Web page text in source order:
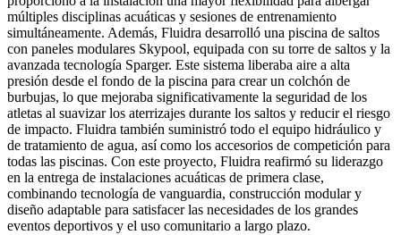
múltiples disciplinas acuáticas y sesiones de entrenamiento
simultáneamente. Además, Fluidra desarrolló una piscina de saltos
con paneles modulares Skypool, equipada con su torre de saltos y la
avanzada tecnología Sparger. Este sistema liberaba aire a alta
presión desde el fondo de la piscina para crear un colchón de
burbujas, lo que mejoraba significativamente la seguridad de los
atletas al suavizar los aterrizajes durante los saltos y reducir el riesgo
de impacto. Fluidra también suministró todo el equipo hidráulico y
de tratamiento de agua, así como los accesorios de competición para
todas las piscinas. Con este proyecto, Fluidra reafirmó su liderazgo
en la entrega de instalaciones acuáticas de primera clase,
combinando tecnología de vanguardia, construcción modular y
diseño adaptable para satisfacer las necesidades de los grandes
eventos deportivos y el uso comunitario a largo plazo.